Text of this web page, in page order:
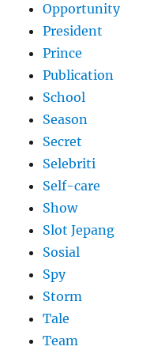
Opportunity
President
Prince
Publication
School
Season
Secret
Selebriti
Self-care
Show
Slot Jepang
Sosial
Spy
Storm
Tale
Team